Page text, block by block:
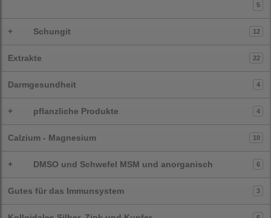
5
+ Schungit 12
Extrakte 22
Darmgesundheit 4
+ pflanzliche Produkte 4
Calzium - Magnesium 10
+ DMSO und Schwefel MSM und anorganisch 6
Gutes für das Immunsystem 3